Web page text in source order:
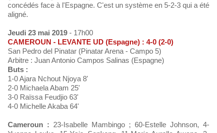
concédés face à l'Espagne. C'est un système en 5-2-3 qui a été
aligné.
Jeudi 23 mai 2019 - 17h00
CAMEROUN - LEVANTE UD (Espagne) : 4-0 (2-0)
San Pedro del Pinatar (Pinatar Arena - Campo 5)
Arbitre : Juan Antonio Campos Salinas (Espagne)
Buts :
1-0 Ajara Nchout Njoya 8'
2-0 Michaela Abam 25'
3-0 Raïssa Feudjio 63'
4-0 Michelle Akaba 64'
Cameroun : 23-Isabelle Mambingo ; 60-Estelle Johnson, 4-